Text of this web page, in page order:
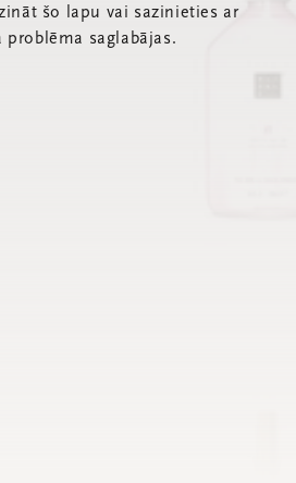
šo lapu vai sazinieties ar
problēma saglabājas.